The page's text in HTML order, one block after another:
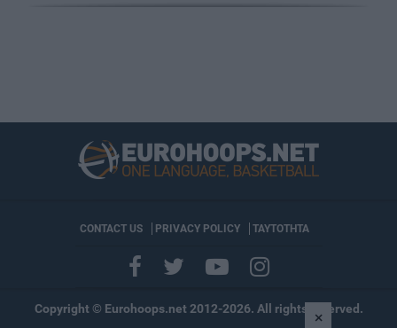
CONTACT US PRIVACY POLICY ΤΑΥΤΟΤΗΤΑ
Copyright © Eurohoops.net 2012-2026. All rights reserved.
×